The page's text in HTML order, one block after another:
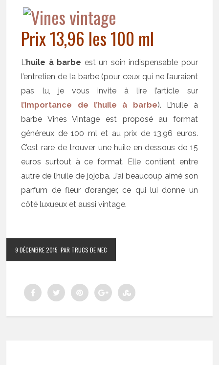
Prix 13,96 les 100 ml
L’huile à barbe est un soin indispensable pour
l’entretien de la barbe (pour ceux qui ne l’auraient
pas lu, je vous invite à lire l’article sur
l’importance de l’huile à barbe). L’huile à
barbe Vines Vintage est proposé au format
généreux de 100 ml et au prix de 13,96 euros.
C’est rare de trouver une huile en dessous de 15
euros surtout à ce format. Elle contient entre
autre de l’huile de jojoba. J’ai beaucoup aimé son
parfum de fleur d’oranger, ce qui lui donne un
côté luxueux et aussi vintage.
9 DÉCEMBRE 2015 PAR TRUCS DE MEC